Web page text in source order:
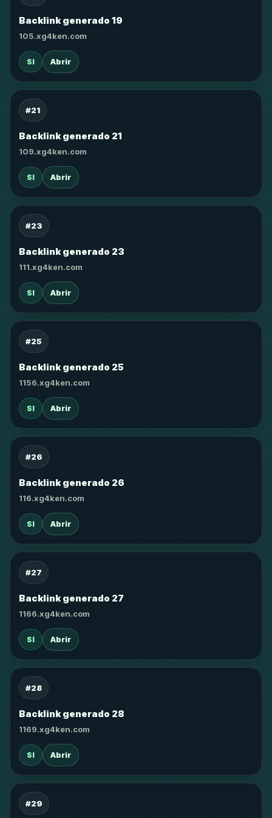
Backlink generado 19
105.xg4ken.com
SI Abrir
#21
Backlink generado 21
109.xg4ken.com
SI Abrir
#23
Backlink generado 23
111.xg4ken.com
SI Abrir
#25
Backlink generado 25
1156.xg4ken.com
SI Abrir
#26
Backlink generado 26
116.xg4ken.com
SI Abrir
#27
Backlink generado 27
1166.xg4ken.com
SI Abrir
#28
Backlink generado 28
1169.xg4ken.com
SI Abrir
#29